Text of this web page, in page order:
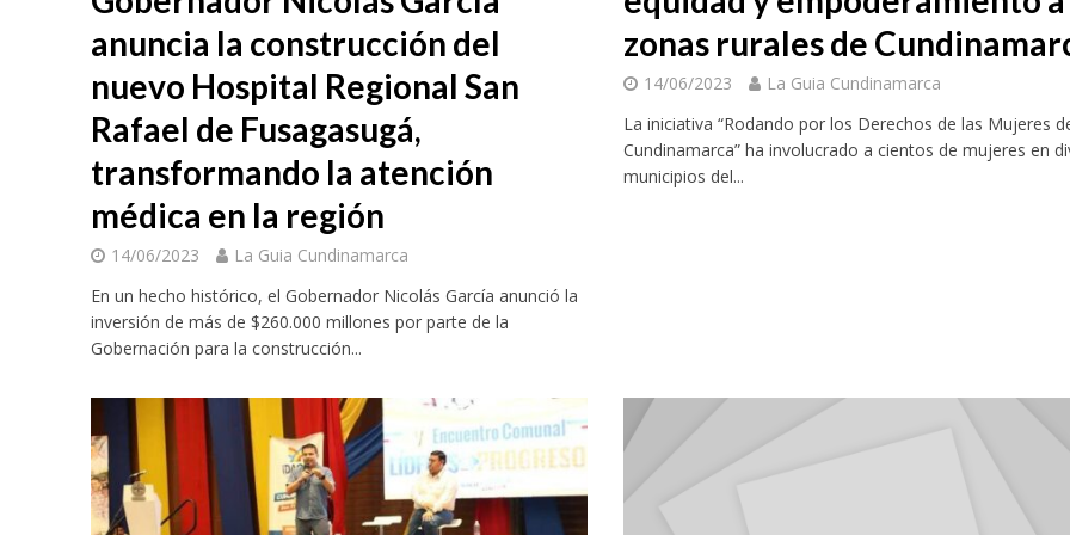
anuncia la construcción del
nuevo Hospital Regional San
Rafael de Fusagasugá,
transformando la atención
médica en la región
14/06/2023
La Guia Cundinamarca
En un hecho histórico, el Gobernador Nicolás García anunció la
inversión de más de $260.000 millones por parte de la
Gobernación para la construcción...
zonas rurales de
14/06/2023
La Guia Cundinamarca
La iniciativa “Rodando por los Derechos de las Mujeres
Cundinamarca” ha involucrado a cientos de mujeres en
municipios del...